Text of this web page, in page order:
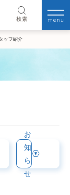
検索 menu
ッフ紹介
お
知
ら
せ